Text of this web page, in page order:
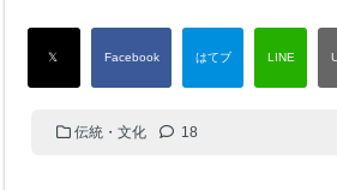
伝統・文化 18